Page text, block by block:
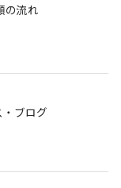
の流れ
・ブログ